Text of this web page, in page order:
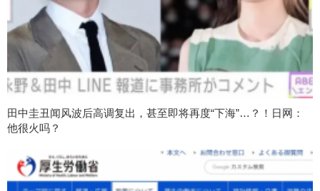
田中圭丑闻风波后高调复出，甚至即将再度“下海”…？！日网：
他很火吗？